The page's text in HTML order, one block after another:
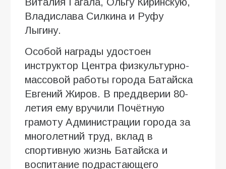
Владислава Силкина и Руфу
Лыгину.
Особой награды удостоен
инструктор Центра физкультурно-
массовой работы города Батайска
Евгений Жиров. В преддверии 80-
летия ему вручили Почётную
грамоту Администрации города за
многолетний труд, вклад в
спортивную жизнь Батайска и
воспитание подрастающего